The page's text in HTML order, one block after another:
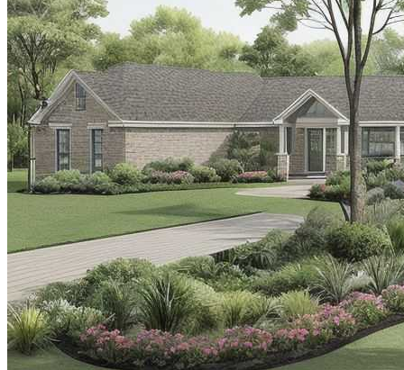
Как Избежать Ошибок При Сборке
Мебели Из ЛДСП
Современный Минимализм У Воды
Для Вашего Уюта И Стиля
Великая Китайская Стена — Великое
Достояние Мировой Культуры
Цветочные Композиции Для Сада:
Идеи И Вдохновение